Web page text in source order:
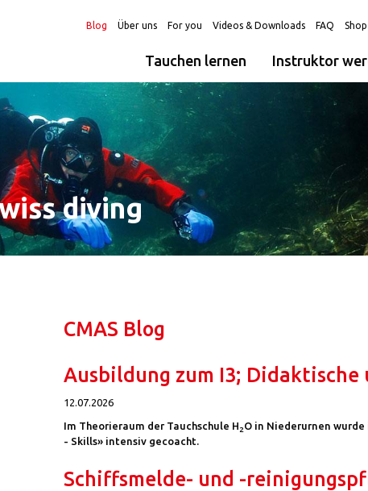
Blog Über uns For you Videos & Downloads FAQ Shop
Tauchen lernen Instruktor
diving
CMAS Blog
Ausbildung zum I3; Didaktische
12.07.2026
Im Theorieraum der Tauchschule H2O in Niederurnen wurde
- Skills» intensiv gecoacht.
Schiffsmelde- und -